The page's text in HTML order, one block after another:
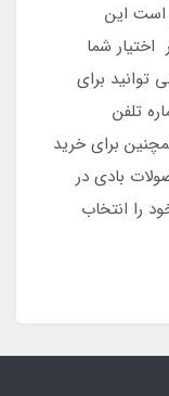
است این
شما
توانید برای
تلفن
همچنین برای خرید
بادی در
را انتخاب